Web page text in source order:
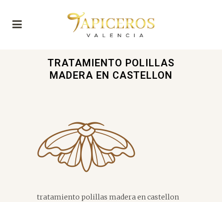
TRATAMIENTO POLILLAS
MADERA EN CASTELLON
tratamiento polillas madera en castellon